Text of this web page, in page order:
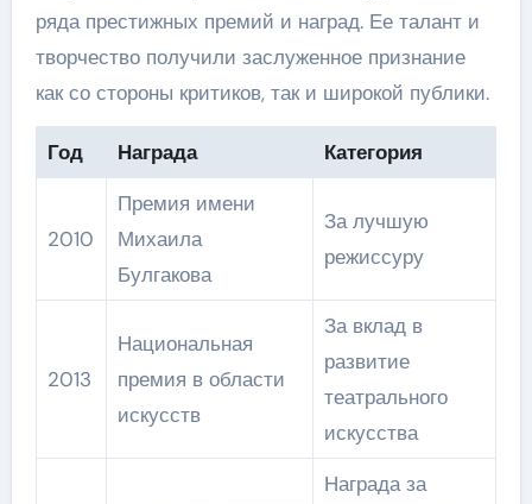
ряда престижных премий и наград. Ее талант и
творчество получили заслуженное признание
как со стороны критиков, так и широкой публики.
Год Награда Категория
2010
Премия имени
Михаила
Булгакова
За лучшую
режиссуру
2013
Национальная
премия в области
искусств
За вклад в
развитие
театрального
искусства
Награда за